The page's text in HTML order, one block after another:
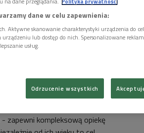
"Wspólny Świat"
zapewni kompleksową opiekę
dane w celu zapewnienia:
Aktywne skanowanie charakterystyki urządzenia do
lub dostęp do nich. Spersonalizowane
usług.
Odrzucenie wszystkich